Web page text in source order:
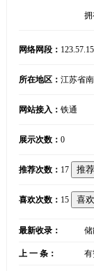
网络网段：
所在地区： 江苏省
网站接入： 铁通
展示次数： 0
推荐次数： 17
喜欢次数： 15
最新收录：
上 一 条：